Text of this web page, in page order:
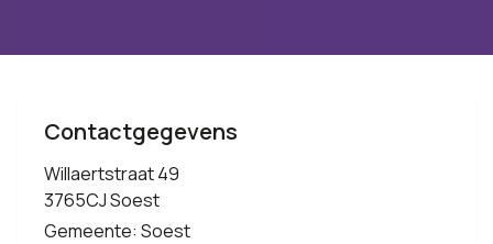
Contactgegevens
Willaertstraat 49
3765CJ Soest
Gemeente: Soest